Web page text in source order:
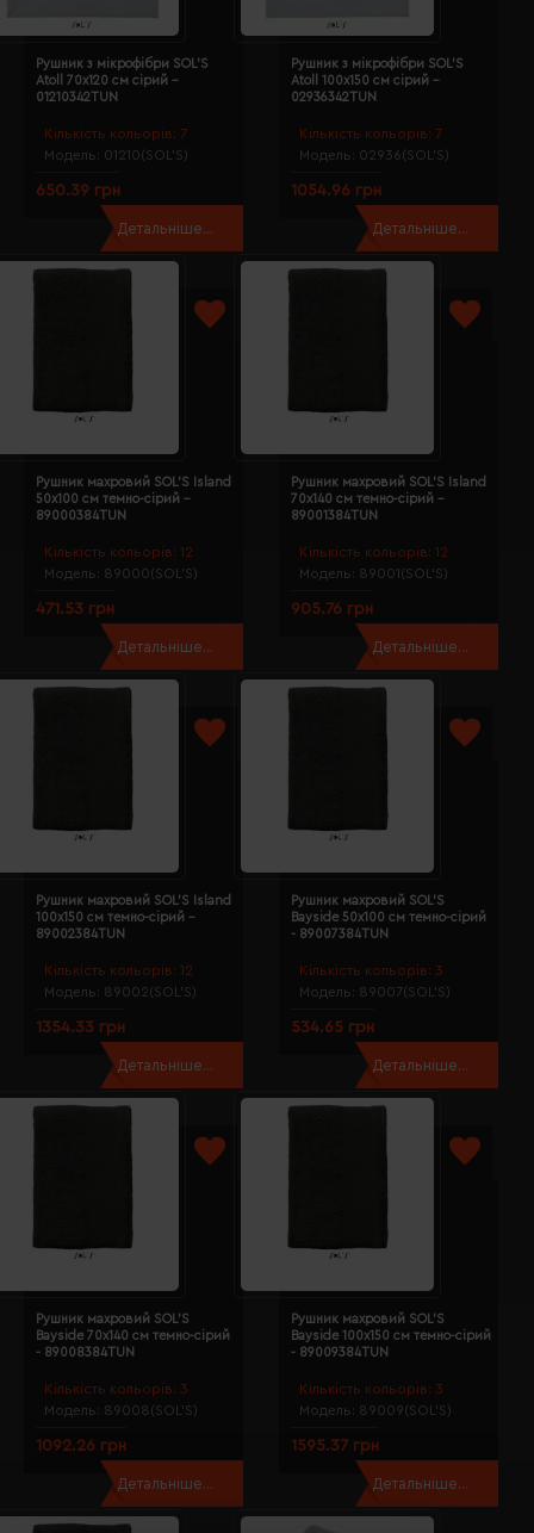
Кількість кольорів: 7
Модель: 01210(SOL’S)
Рушник з мікрофібри SOL'S
Atoll 70х120 см сірий -
01210342TUN
650.39 грн
Детальніше...
Кількість кольорів: 7
Модель: 02936(SOL’S)
Рушник з мікрофібри SOL'S
Atoll 100х150 см сірий -
02936342TUN
1054.96 грн
Детальніше...
Кількість кольорів: 12
Модель: 89000(SOL’S)
Рушник махровий SOL'S Island
50х100 см темно-сірий -
89000384TUN
471.53 грн
Детальніше...
Кількість кольорів: 12
Модель: 89001(SOL’S)
Рушник махровий SOL'S Island
70х140 см темно-сірий -
89001384TUN
905.76 грн
Детальніше...
Кількість кольорів: 12
Модель: 89002(SOL’S)
Рушник махровий SOL'S Island
100х150 см темно-сірий -
89002384TUN
1354.33 грн
Детальніше...
Кількість кольорів: 3
Модель: 89007(SOL’S)
Рушник махровий SOL'S
Bayside 50х100 см темно-сірий
- 89007384TUN
534.65 грн
Детальніше...
Кількість кольорів: 3
Модель: 89008(SOL’S)
Рушник махровий SOL'S
Bayside 70х140 см темно-сірий
- 89008384TUN
1092.26 грн
Детальніше...
Кількість кольорів: 3
Модель: 89009(SOL’S)
Рушник махровий SOL'S
Bayside 100х150 см темно-сірий
- 89009384TUN
1595.37 грн
Детальніше...